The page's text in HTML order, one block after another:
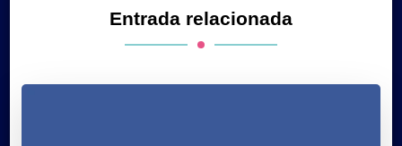
Entrada relacionada